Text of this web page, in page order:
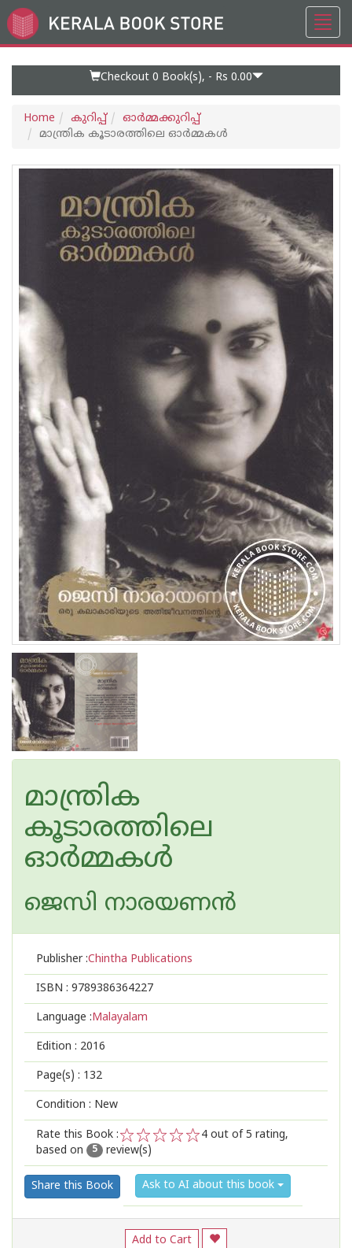
Go
to
Checkout 0 Book(s), - Rs 0.00
Home കുറിപ്പ്‌
ഓര്‍മ്മക്കുറിപ്പ്‌
മാന്ത്രിക കൂടാരത്തിലെ ഓര്‍മ്മകള്‍
മാന്ത്രിക
കൂടാരത്തിലെ
ഓര്‍മ്മകള്‍
ജെസി നാരയണന്‍
Publisher :Chintha Publications
ISBN : 9789386364227
Language :Malayalam
Edition : 2016
Page(s) : 132
Condition : New
Rate this Book :
2
1
4 out of 5 rating,
based on
5 review(s)
Share this Book Ask to AI about this book
Add to Cart